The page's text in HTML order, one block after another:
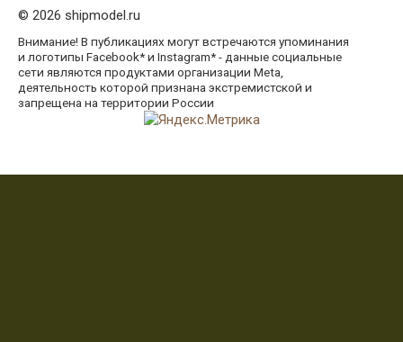
© 2026 shipmodel.ru
Внимание! В публикациях могут встречаются упоминания
и логотипы Facebook* и Instagram* - данные социальные
сети являются продуктами организации Meta,
деятельность которой признана экстремистской и
запрещена на территории России